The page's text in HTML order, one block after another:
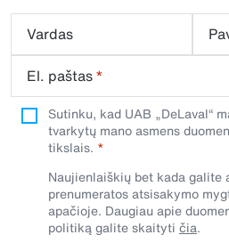
Vardas
El. paštas*
Sutinku, kad UAB „DeLaval“
tvarkytų mano asmens
tikslais.
Naujienlaiškių bet kada galite
prenumeratos atsisakymo
apačioje. Daugiau apie
politiką galite skaityti čia.